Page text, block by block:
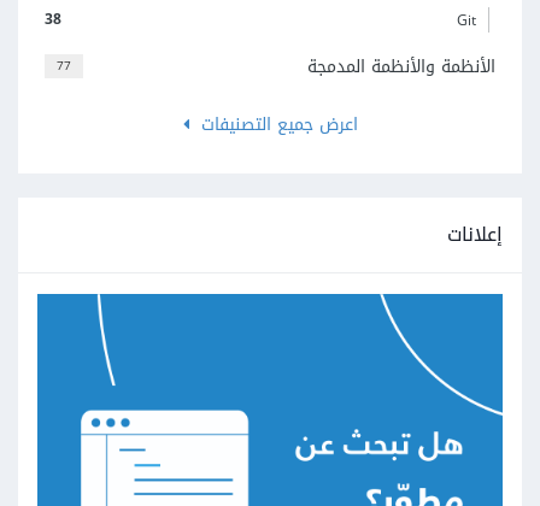
38 Git
77
الأنظمة والأنظمة المدمجة
اعرض جميع التصنيفات
إعلانات